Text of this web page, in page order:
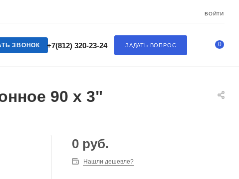
ВОЙТИ
ЗАДАТЬ ВОПРОС
+7(812) 320-23-24
ЗВОНОК 0
90 x 3"
0 руб.
Нашли дешевле?